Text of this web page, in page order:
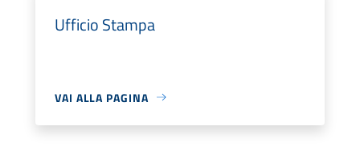
Ufficio Stampa
VAI ALLA PAGINA